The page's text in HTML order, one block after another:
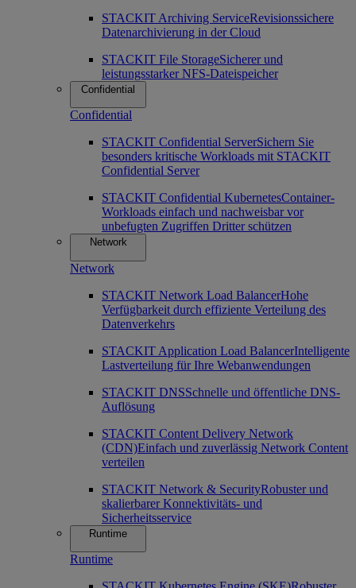
STACKIT Archiving ServiceRevisionssichere
Datenarchivierung in der Cloud
STACKIT File StorageSicherer und
leistungsstarker NFS-Dateispeicher
Confidential
Confidential
STACKIT Confidential ServerSichern Sie
besonders kritische Workloads mit STACKIT
Confidential Server
STACKIT Confidential KubernetesContainer-
Workloads einfach und nachweisbar vor
unbefugten Zugriffen Dritter schützen
Network
Network
STACKIT Network Load BalancerHohe
Verfügbarkeit durch effiziente Verteilung des
Datenverkehrs
STACKIT Application Load BalancerIntelligente
Lastverteilung für Ihre Webanwendungen
STACKIT DNSSchnelle und öffentliche DNS-
Auflösung
STACKIT Content Delivery Network
(CDN)Einfach und zuverlässig Network Content
verteilen
STACKIT Network & SecurityRobuster und
skalierbarer Konnektivitäts- und
Sicherheitsservice
Runtime
Runtime